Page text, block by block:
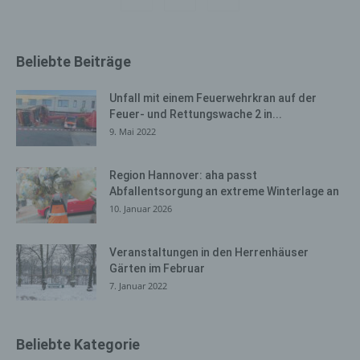
Beliebte Beiträge
Unfall mit einem Feuerwehrkran auf der
Feuer- und Rettungswache 2 in...
9. Mai 2022
Region Hannover: aha passt
Abfallentsorgung an extreme Winterlage an
10. Januar 2026
Veranstaltungen in den Herrenhäuser
Gärten im Februar
7. Januar 2022
Beliebte Kategorie
Internetseite, von welcher ein zugreifendes System auf
die Unterwebseiten, welche über ein zugreifendes
System auf unserer Internetseite angesteuert werden,
(5) das Datum und die Uhrzeit eines Zugriffs auf die
Internetseite, (6) eine Internet-Protokoll-Adresse (IP-
Adresse), (7) der Internet-Service-Provider des
zugreifenden Systems und (8) sonstige ähnliche Daten
und Informationen, die der Gefahrenabwehr im Falle von
Angriffen auf unsere informationstechnologischen
Bei der Nutzung dieser allgemeinen Daten und
Informationen ziehen wird keine Rückschlüsse auf die
betroffene Person. Diese Informationen werden vielmehr
die Werbung für diese zu optimieren, (3) die dauerhafte